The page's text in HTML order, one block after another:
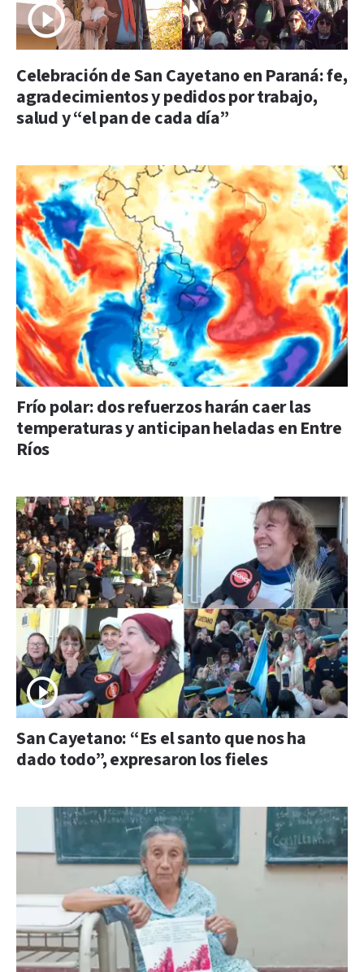
Celebración de San Cayetano en Paraná: fe,
agradecimientos y pedidos por trabajo,
salud y “el pan de cada día”
Frío polar: dos refuerzos harán caer las
temperaturas y anticipan heladas en Entre
Ríos
San Cayetano: “Es el santo que nos ha
dado todo”, expresaron los fieles